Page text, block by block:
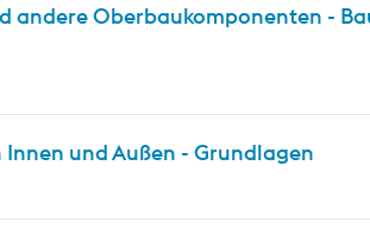
andere Oberbaukomponenten -
Innen und Außen - Grundlagen